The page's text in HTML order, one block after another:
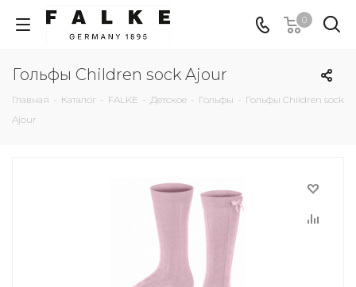
0
Гольфы Children sock Ajour
Главная - Каталог - FALKE - Детское - Гольфы - Гольфы Children sock
Ajour